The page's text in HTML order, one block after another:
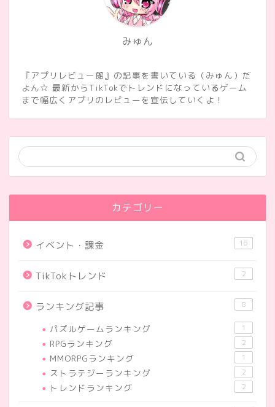
みゅん
『アプリレビュー館』の記事を書いている（みゅん）だ
よん☆ 最新からTikTokでトレンドになっているゲーム
まで幅広くアプリのレビューを宣伝していくよ！
カテゴリー
イベント・課金 16
TikTokトレンド 2
ランキング記事 8
パズルゲームランキング 1
RPGランキング 2
MMORPGランキング 1
ストラテジーランキング 2
トレンドランキング 2